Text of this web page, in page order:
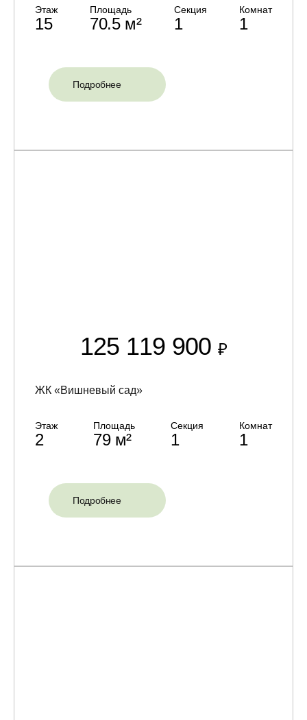
Этаж
15
Площадь
70.5 м²
Секция
1
Комнат
1
Подробнее
125 119 900₽
ЖК «Вишневый сад»
Этаж
2
Площадь
79 м²
Секция
1
Комнат
1
Подробнее